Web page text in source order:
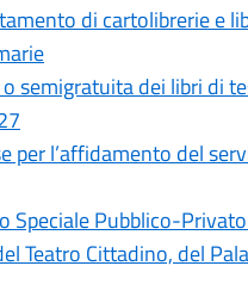
di cartolibrerie e
semigratuita dei libri di
l’affidamento del
Pubblico-
Teatro Cittadino, del